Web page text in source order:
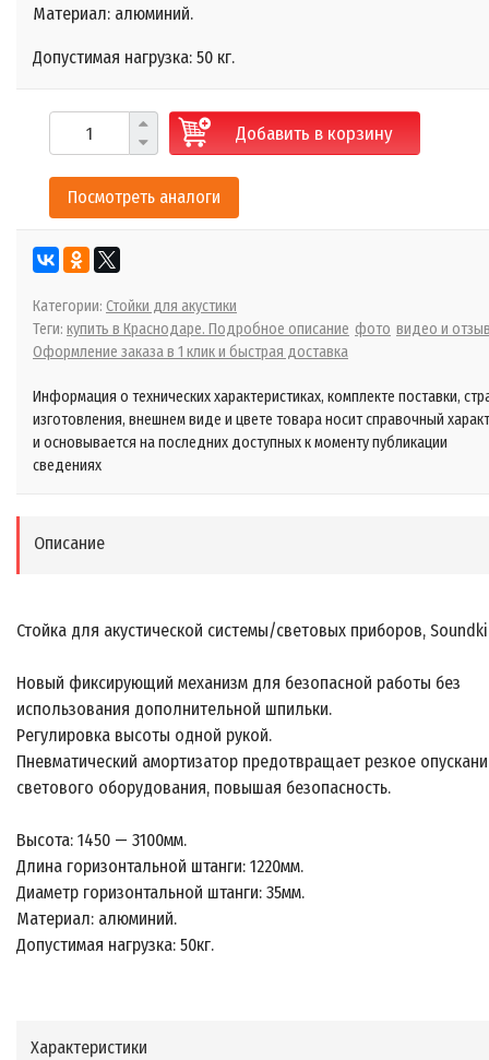
Материал: алюминий.
Допустимая нагрузка: 50 кг.
Добавить в корзину
Посмотреть аналоги
Категории: Стойки для акустики
Теги: купить в Краснодаре. Подробное описание фото видео и
Оформление заказа в 1 клик и быстрая доставка
Информация о технических характеристиках, комплекте поставки,
изготовления, внешнем виде и цвете товара носит справочный
и основывается на последних доступных к моменту публикации
сведениях
Описание
Стойка для акустической системы/световых приборов,
Новый фиксирующий механизм для безопасной работы без
использования дополнительной шпильки.
Регулировка высоты одной рукой.
Пневматический амортизатор предотвращает резкое
светового оборудования, повышая безопасность.
Высота: 1450 — 3100мм.
Длина горизонтальной штанги: 1220мм.
Диаметр горизонтальной штанги: 35мм.
Материал: алюминий.
Допустимая нагрузка: 50кг.
Характеристики